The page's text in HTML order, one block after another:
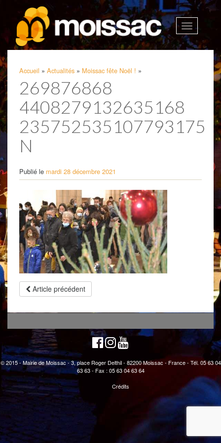
Afficher
la
Accueil » Actualités » Moissac fête Noël ! »
269876868
4408279132635168
235752535107793175
N
Publié le mardi 28 décembre 2021
Article précédent
© 2015 - Mairie de Moissac - 3, place Roger Delthil - 82200 Moissac - France - Tél. 05 63 04
63 63 - Fax : 05 63 04 63 64
Crédits